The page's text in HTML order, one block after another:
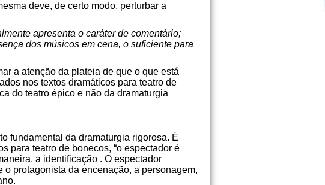
deve, de certo modo, perturbar a
apresenta o caráter de comentário;
dos músicos em cena, o suficiente para
a atenção da plateia de que o que está
nos textos dramáticos para teatro de
do teatro épico e não da dramaturgia
fundamental da dramaturgia rigorosa. É
para teatro de bonecos, “o espectador é
a identificação . O espectador
protagonista da encenação, a personagem,